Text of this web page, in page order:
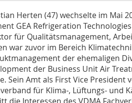
Herten (47) wechselte im Mai
GEA Refrigeration
für Qualitätsmanagement,
war zuvor im Bereich
der ehemaligen
der Business Unit Air
Sein Amt als First Vice President
für Klima-, Lüftungs- und